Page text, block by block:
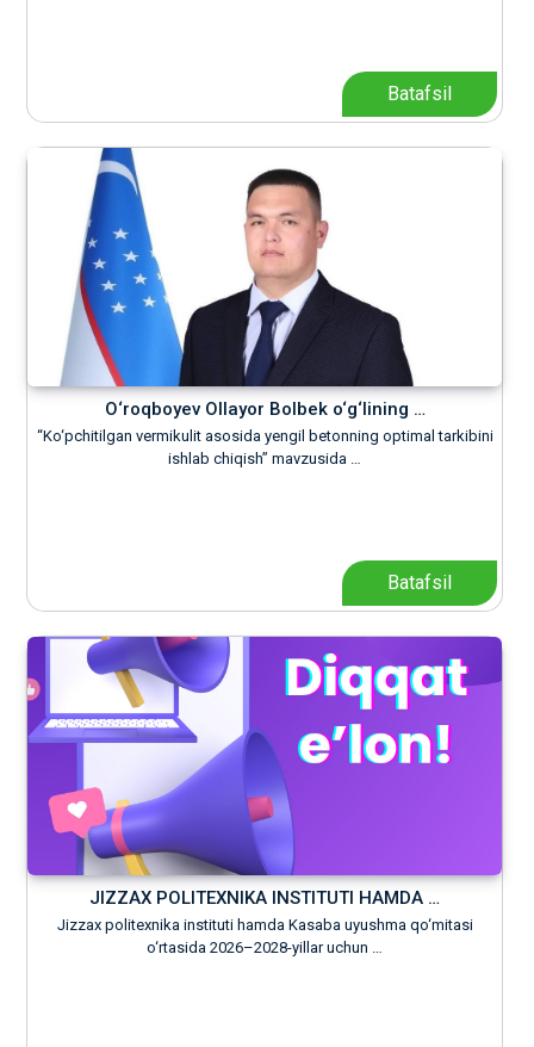
Batafsil
O‘roqboyev Ollayor Bolbek o‘g‘lining …
“Ko‘pchitilgan vermikulit asosida yengil betonning optimal tarkibini
ishlab chiqish” mavzusida …
Batafsil
JIZZAX POLITEXNIKA INSTITUTI HAMDA …
Jizzax politexnika instituti hamda Kasaba uyushma qo‘mitasi
o‘rtasida 2026–2028-yillar uchun …